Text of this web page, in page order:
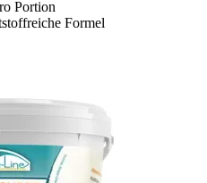
Portion
Formel